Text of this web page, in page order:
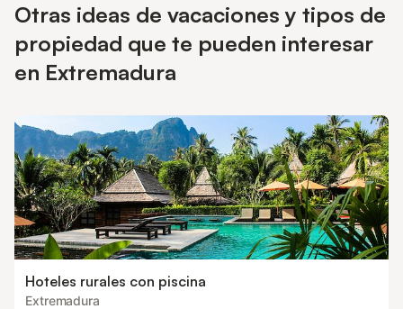
Otras ideas de vacaciones y tipos de
propiedad que te pueden interesar
en Extremadura
Hoteles rurales con piscina
Extremadura